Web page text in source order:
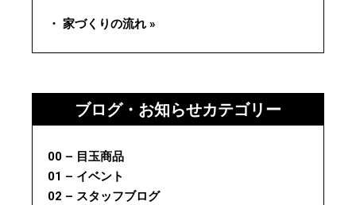
・ 家づくりの流れ »
ブログ・お知らせカテゴリー
00 – 目玉商品
01 – イベント
02 – スタッフブログ